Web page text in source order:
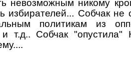
невозможным никому
избирателей... Собчак не
политикам из
т.д.. Собчак "опустила"